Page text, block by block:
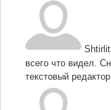
всего что видел.
текстовый